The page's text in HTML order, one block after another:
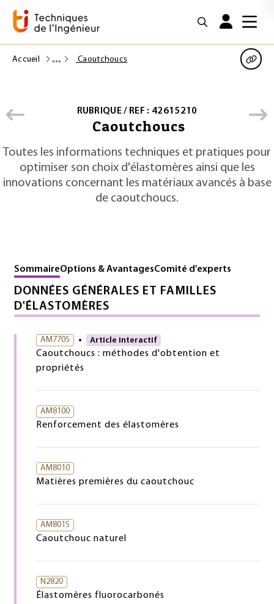
Accueil Caoutchoucs
RUBRIQUE / REF : 42615210
Caoutchoucs
Toutes les informations techniques et pratiques pour
optimiser son choix d'élastomères ainsi que les
innovations concernant les matériaux avancés à base
de caoutchoucs.
SommaireOptions & AvantagesComité d'experts
DONNÉES GÉNÉRALES ET FAMILLES
D'ÉLASTOMÈRES
AM7705 Article interactif
Caoutchoucs : méthodes d'obtention et
propriétés
AM8100
Renforcement des élastomères
AM8010
Matières premières du caoutchouc
AM8015
Caoutchouc naturel
N2820
Élastomères fluorocarbonés